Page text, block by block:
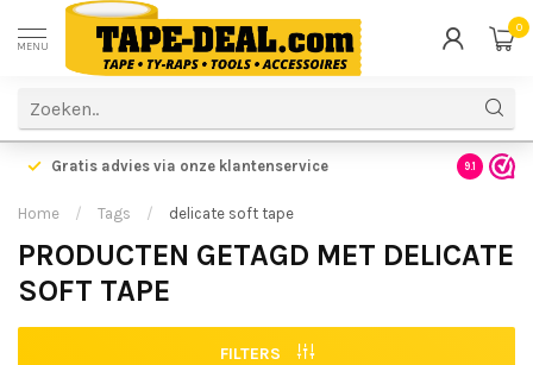
MENU
0
Gratis advies via onze klantenservice 9.1
Home / Tags / delicate soft tape
PRODUCTEN GETAGD MET DELICATE
SOFT TAPE
FILTERS